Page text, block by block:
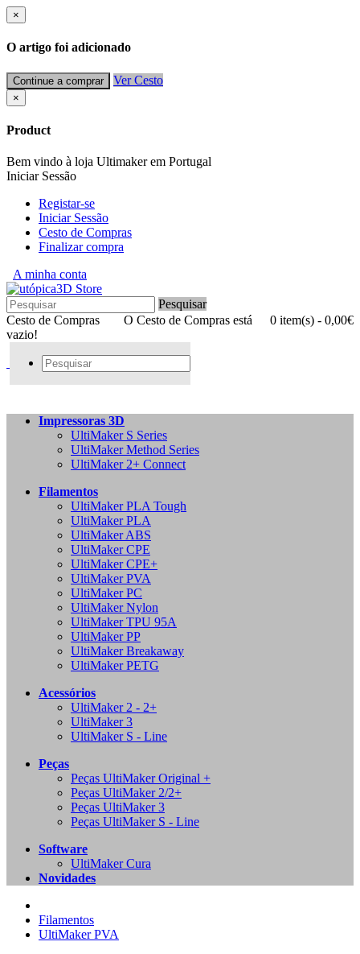
×
O artigo foi adicionado
Continue a comprar Ver Cesto
×
Product
Bem vindo à loja Ultimaker em Portugal
Iniciar Sessão
Registar-se
Iniciar Sessão
Cesto de Compras
Finalizar compra
A minha conta
Pesquisar
Cesto de Compras
0 item(s) - 0,00€
O Cesto de Compras está
vazio!
Impressoras 3D
UltiMaker S Series
UltiMaker Method Series
UltiMaker 2+ Connect
Filamentos
UltiMaker PLA Tough
UltiMaker PLA
UltiMaker ABS
UltiMaker CPE
UltiMaker CPE+
UltiMaker PVA
UltiMaker PC
UltiMaker Nylon
UltiMaker TPU 95A
UltiMaker PP
UltiMaker Breakaway
UltiMaker PETG
Acessórios
UltiMaker 2 - 2+
UltiMaker 3
UltiMaker S - Line
Peças
Peças UltiMaker Original +
Peças UltiMaker 2/2+
Peças UltiMaker 3
Peças UltiMaker S - Line
Software
UltiMaker Cura
Novidades
Filamentos
UltiMaker PVA